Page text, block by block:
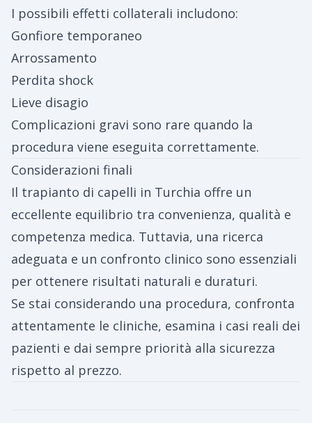
I possibili effetti collaterali includono:
Gonfiore temporaneo
Arrossamento
Perdita shock
Lieve disagio
Complicazioni gravi sono rare quando la
procedura viene eseguita correttamente.
Considerazioni finali
Il trapianto di capelli in Turchia offre un
eccellente equilibrio tra convenienza, qualità e
competenza medica. Tuttavia, una ricerca
adeguata e un confronto clinico sono essenziali
per ottenere risultati naturali e duraturi.
Se stai considerando una procedura, confronta
attentamente le cliniche, esamina i casi reali dei
pazienti e dai sempre priorità alla sicurezza
rispetto al prezzo.